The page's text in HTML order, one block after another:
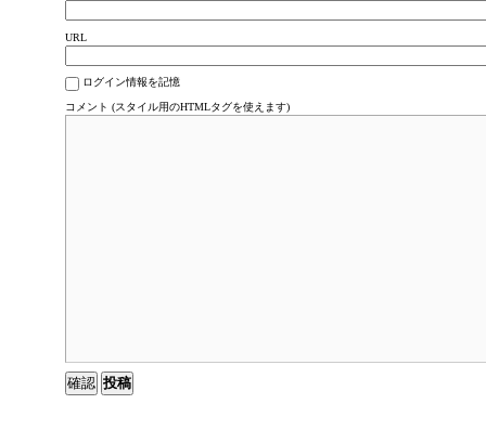
URL
ログイン情報を記憶
コメント (スタイル用のHTMLタグを使えます)